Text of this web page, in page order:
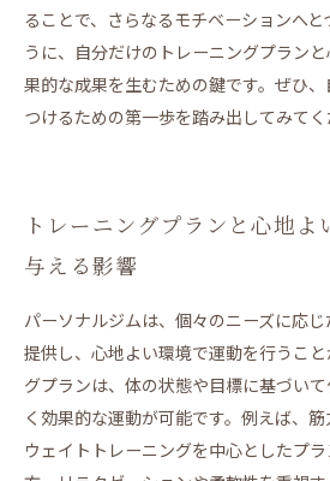
ることで、さらなるモチベーションへ
うに、自分だけのトレーニングプラン
果的な成果を生むための鍵です。ぜひ
つけるための第一歩を踏み出してみてく
トレーニングプランと心地よ
与える影響
パーソナルジムは、個々のニーズに応
提供し、心地よい環境で運動を行うこ
グプランは、体の状態や目標に基づい
く効果的な運動が可能です。例えば、筋
ウェイトトレーニングを中心としたプ